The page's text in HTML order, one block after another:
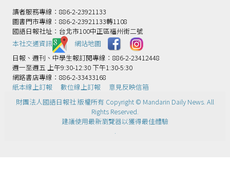
讀者服務專線：886-2-23921133
圖書門市專線：886-2-23921133轉1108
國語日報社址：台北市100中正區福州街二號
本社交通資訊️
網站地圖
日報、週刊、中學生報訂閱專線：886-2-23412448
週一至週五 上午9:30-12:30 下午1:30-5:30
網路書店專線：886-2-33433168
紙本線上訂報
數位線上訂報
意見反映信箱
財團法人國語日報社 版權所有 Copyright © Mandarin Daily News. All
Rights Reserved.
建議使用最新瀏覽器以獲得最佳體驗
.